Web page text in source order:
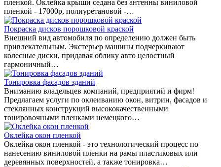
пленкой. Оклейка крыши седана без антенны виниловой
пленкой - 17000р, полиуретановой -…
Покраска дисков порошковой краской
Внешний вид автомобиля по определению должен быть
привлекательным. Экстерьер машины подчеркивают
колесные диски, придавая облику авто целостный
гармоничный…
Тонировка фасадов зданий
Вниманию владельцев компаний, предприятий и фирм!
Предлагаем услуги по оклеиванию окон, витрин, фасадов и
стеклянных конструкций высококачественными
тонировочными пленками немецкого…
Оклейка окон пленкой
Оклейка окон пленкой - это технологический процесс по
нанесению виниловой пленки на рамы пластиковых или
деревянных поверхностей, а также тонировка…